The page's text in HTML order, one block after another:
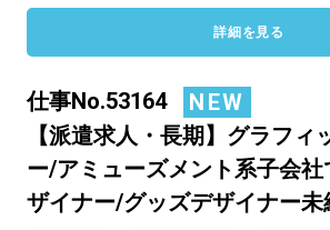
詳細を見る
仕事No.53164
NEW
【派遣求人・長期】グラフィ
ー/アミューズメント系子会
ザイナー/グッズデザイナー未